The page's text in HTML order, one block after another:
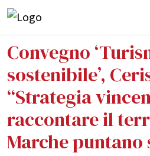
Convegno
sostenibile’,
“Strategia
raccontare il
Marche puntano